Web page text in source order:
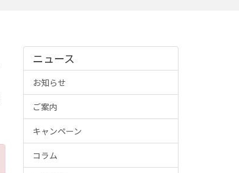
ニュース
お知らせ
ご案内
キャンペーン
コラム